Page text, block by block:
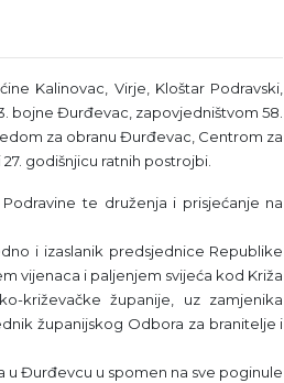
Kalinovac, Virje, Kloštar Podravski,
bojne Đurđevac, zapovjedništvom 58.
za obranu Đurđevac, Centrom za
godišnjicu ratnih postrojbi.
te druženja i prisjećanje na
i izaslanik predsjednice Republike
vijenaca i paljenjem svijeća kod Križa
križevačke županije, uz zamjenika
županijskog Odbora za branitelje i
u Đurđevcu u spomen na sve poginule